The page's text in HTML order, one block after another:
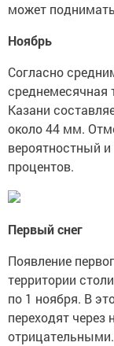
может
Ноябрь
Согласно
среднемесячная
Казани
около 44 мм.
вероятностный
процентов.
Первый снег
Появление
территории
по 1 ноября. В
переходят через